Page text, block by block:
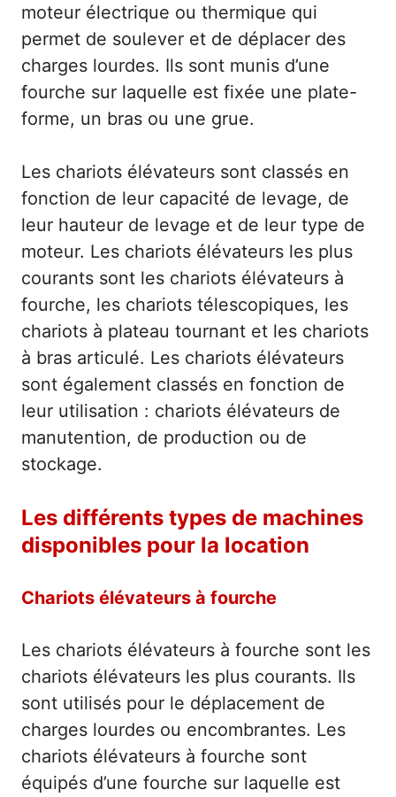
moteur électrique ou thermique qui
permet de soulever et de déplacer des
charges lourdes. Ils sont munis d’une
fourche sur laquelle est fixée une plate-
forme, un bras ou une grue.
Les chariots élévateurs sont classés en
fonction de leur capacité de levage, de
leur hauteur de levage et de leur type de
moteur. Les chariots élévateurs les plus
courants sont les chariots élévateurs à
fourche, les chariots télescopiques, les
chariots à plateau tournant et les chariots
à bras articulé. Les chariots élévateurs
sont également classés en fonction de
leur utilisation : chariots élévateurs de
manutention, de production ou de
stockage.
Les différents types de machines
disponibles pour la location
Chariots élévateurs à fourche
Les chariots élévateurs à fourche sont les
chariots élévateurs les plus courants. Ils
sont utilisés pour le déplacement de
charges lourdes ou encombrantes. Les
chariots élévateurs à fourche sont
équipés d’une fourche sur laquelle est